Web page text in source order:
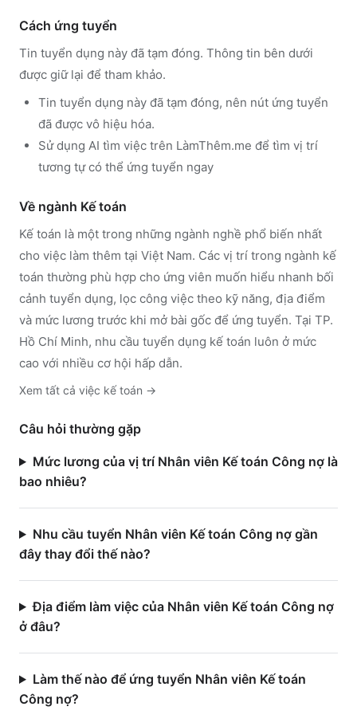
Cách ứng tuyển
Tin tuyển dụng này đã tạm đóng. Thông tin bên dưới
được giữ lại để tham khảo.
Tin tuyển dụng này đã tạm đóng, nên nút ứng tuyển
đã được vô hiệu hóa.
Sử dụng AI tìm việc trên LàmThêm.me để tìm vị trí
tương tự có thể ứng tuyển ngay
Về ngành Kế toán
Kế toán là một trong những ngành nghề phổ biến nhất
cho việc làm thêm tại Việt Nam. Các vị trí trong ngành kế
toán thường phù hợp cho ứng viên muốn hiểu nhanh bối
cảnh tuyển dụng, lọc công việc theo kỹ năng, địa điểm
và mức lương trước khi mở bài gốc để ứng tuyển. Tại TP.
Hồ Chí Minh, nhu cầu tuyển dụng kế toán luôn ở mức
cao với nhiều cơ hội hấp dẫn.
Xem tất cả việc kế toán →
Câu hỏi thường gặp
Mức lương của vị trí Nhân viên Kế toán Công nợ là
bao nhiêu?
Nhu cầu tuyển Nhân viên Kế toán Công nợ gần
đây thay đổi thế nào?
Địa điểm làm việc của Nhân viên Kế toán Công nợ
ở đâu?
Làm thế nào để ứng tuyển Nhân viên Kế toán
Công nợ?